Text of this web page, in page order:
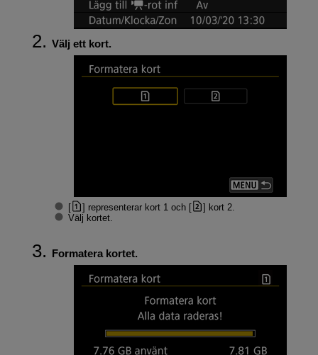
Välj ett kort.
[ ] representerar kort 1 och [
] kort 2.
Välj kortet.
Formatera kortet.